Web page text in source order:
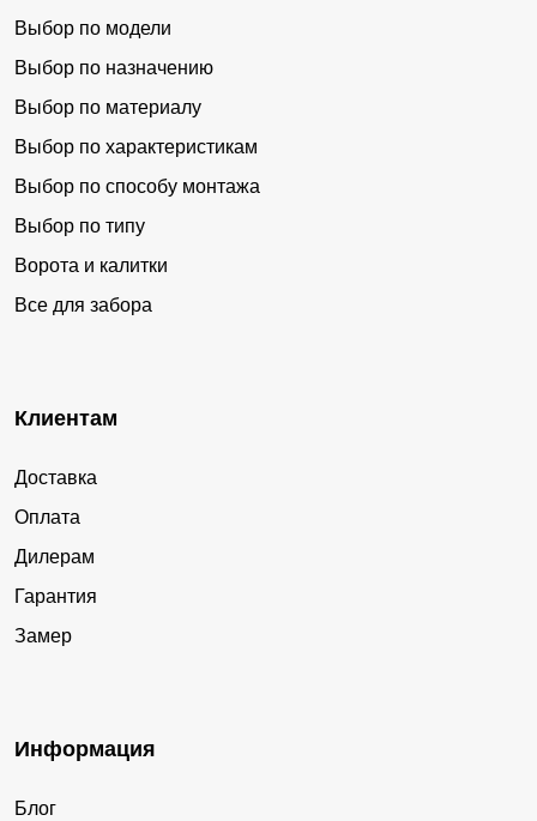
Выбор по модели
Выбор по назначению
Выбор по материалу
Выбор по характеристикам
Выбор по способу монтажа
Выбор по типу
Ворота и калитки
Все для забора
Клиентам
Доставка
Оплата
Дилерам
Гарантия
Замер
Информация
Блог